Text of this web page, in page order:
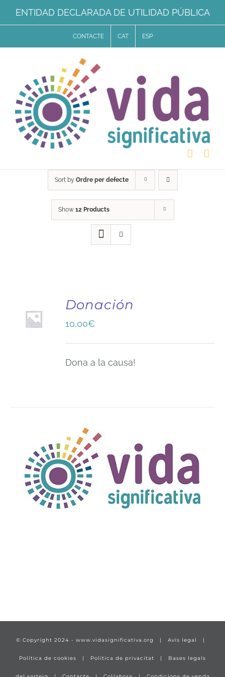
Skip
to
ENTIDAD DECLARADA DE UTILIDAD PÚBLICA
CONTACTE CAT ESP
Sort by Ordre per defecte
Show 12 Products
A LA
CISTELLA
Donación
10,00€
Dona a la causa!
© Copyright 2024 - www.vidasignificativa.org | Avís legal |
Política de cookies | Política de privacitat | Bases legals